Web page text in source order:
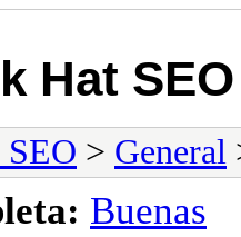
Hat SEO
> General
Buenas